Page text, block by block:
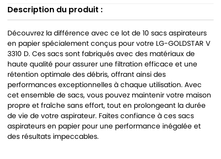
Description du produit :
Découvrez la différence avec ce lot de 10 sacs aspirateurs
en papier spécialement conçus pour votre LG-GOLDSTAR V
3310 D. Ces sacs sont fabriqués avec des matériaux de
haute qualité pour assurer une filtration efficace et une
rétention optimale des débris, offrant ainsi des
performances exceptionnelles à chaque utilisation. Avec
cet ensemble de sacs, vous pouvez maintenir votre maison
propre et fraîche sans effort, tout en prolongeant la durée
de vie de votre aspirateur. Faites confiance à ces sacs
aspirateurs en papier pour une performance inégalée et
des résultats impeccables.